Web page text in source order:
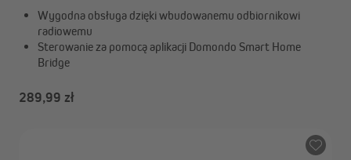
Wygodna obsługa dzięki wbudowanemu odbiornikowi
radiowemu
Sterowanie za pomocą aplikacji Domondo Smart Home
Bridge
289,99 zł